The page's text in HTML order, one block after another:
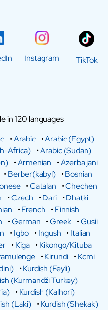
Instagram TikTok
in 120 languages
•Arabic •Arabic (Egypt)
Africa) •Arabic (Sudan)
•Armenian •Azerbaijani
•Berber(kabyl) •Bosnian
•Catalan •Chechen
•Czech •Dari •Dhatki
•French •Finnish
•German •Greek •Gusii
•Igbo •Ingush •Italian
•Kiga •Kikongo/Kituba
•Kirundi •Komi
•Kurdish (Feyli)
(Kurmandži Turkey)
•Kurdish (Kalhori)
(Laki) •Kurdish (Shekak)